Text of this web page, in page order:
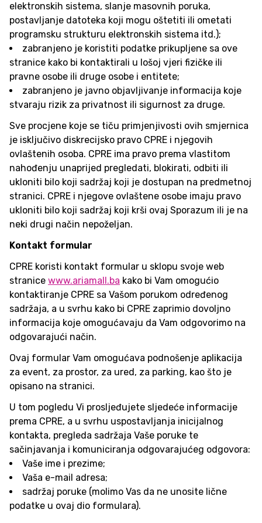
elektronskih sistema, slanje masovnih poruka,
postavljanje datoteka koji mogu oštetiti ili ometati
programsku strukturu elektronskih sistema itd.);
zabranjeno je koristiti podatke prikupljene sa ove
stranice kako bi kontaktirali u lošoj vjeri fizičke ili
pravne osobe ili druge osobe i entitete;
zabranjeno je javno objavljivanje informacija koje
stvaraju rizik za privatnost ili sigurnost za druge.
Sve procjene koje se tiču primjenjivosti ovih smjernica
je isključivo diskrecijsko pravo CPRE i njegovih
ovlaštenih osoba. CPRE ima pravo prema vlastitom
nahođenju unaprijed pregledati, blokirati, odbiti ili
ukloniti bilo koji sadržaj koji je dostupan na predmetnoj
stranici. CPRE i njegove ovlaštene osobe imaju pravo
ukloniti bilo koji sadržaj koji krši ovaj Sporazum ili je na
neki drugi način nepoželjan.
Kontakt formular
CPRE koristi kontakt formular u sklopu svoje web
stranice www.ariamall.ba kako bi Vam omogućio
kontaktiranje CPRE sa Vašom porukom određenog
sadržaja, a u svrhu kako bi CPRE zaprimio dovoljno
informacija koje omogućavaju da Vam odgovorimo na
odgovarajući način.
Ovaj formular Vam omogućava podnošenje aplikacija
za event, za prostor, za ured, za parking, kao što je
opisano na stranici.
U tom pogledu Vi prosljeđujete sljedeće informacije
prema CPRE, a u svrhu uspostavljanja inicijalnog
kontakta, pregleda sadržaja Vaše poruke te
sačinjavanja i komuniciranja odgovarajućeg odgovora:
Vaše ime i prezime;
Vaša e-mail adresa;
sadržaj poruke (molimo Vas da ne unosite lične
podatke u ovaj dio formulara).